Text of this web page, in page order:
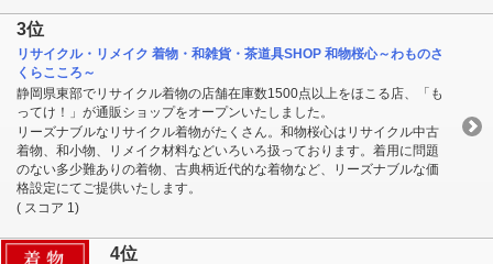
3位
リサイクル・リメイク 着物・和雑貨・茶道具SHOP 和物桜心～わものさ
くらこころ～
静岡県東部でリサイクル着物の店舗在庫数1500点以上をほこる店、「も
ってけ！」が通販ショップをオープンいたしました。
リーズナブルなリサイクル着物がたくさん。和物桜心はリサイクル中古
着物、和小物、リメイク材料などいろいろ扱っております。着用に問題
のない多少難ありの着物、古典柄近代的な着物など、リーズナブルな価
格設定にてご提供いたします。
( スコア 1)
4位